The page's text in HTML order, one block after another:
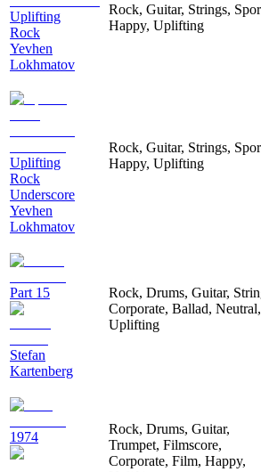
Uplifting
Rock
Yevhen
Lokhmatov
Rock, Guitar, Strings,
Happy, Uplifting
Uplifting
Rock
Underscore
Yevhen
Lokhmatov
Rock, Guitar, Strings,
Happy, Uplifting
Part 15
Stefan
Kartenberg
Rock, Drums, Guitar,
Corporate, Ballad, Neutral,
Uplifting
1974
Rock, Drums, Guitar,
Trumpet, Filmscore,
Corporate, Film, Happy,